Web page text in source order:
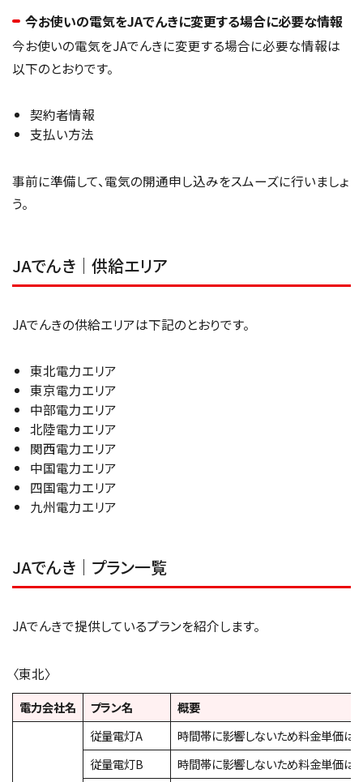
今お使いの電気をJAでんきに変更する場合に必要な情報
今お使いの電気をJAでんきに変更する場合に必要な情報は
以下のとおりです。
契約者情報
支払い方法
事前に準備して、電気の開通申し込みをスムーズに行いましょ
う。
JAでんき｜供給エリア
JAでんきの供給エリアは下記のとおりです。
東北電力エリア
東京電力エリア
中部電力エリア
北陸電力エリア
関西電力エリア
中国電力エリア
四国電力エリア
九州電力エリア
JAでんき｜プラン一覧
JAでんきで提供しているプランを紹介します。
〈東北〉
電力会社名 プラン名 概要
従量電灯A
時間帯に影響しないため料金単価は
従量電灯B
時間帯に影響しないため料金単価は